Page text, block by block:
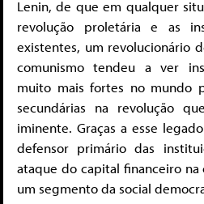
Lenin, de que em qualquer
revolução proletária e as
existentes, um revolucionário
comunismo tendeu a ver
muito mais fortes no mundo
secundárias na revolução
iminente. Graças a esse
defensor primário das
ataque do capital financeiro na
um segmento da social